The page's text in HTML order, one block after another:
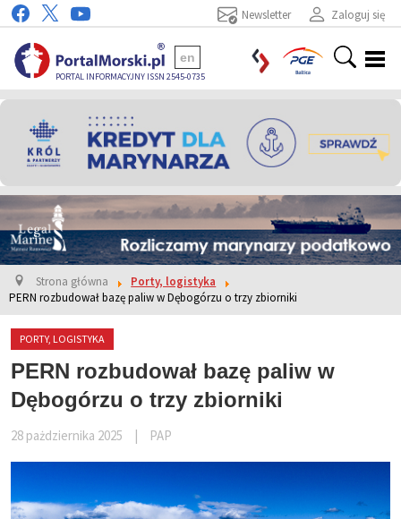
Zaloguj się
Newsletter
PORTAL INFORMACYJNY ISSN 2545-0735
en
Strona główna
Porty, logistyka
PERN rozbudował bazę paliw w Dębogórzu o trzy zbiorniki
PORTY, LOGISTYKA
PERN rozbudował bazę paliw w
Dębogórzu o trzy zbiorniki
28 pażdziernika 2025 PAP